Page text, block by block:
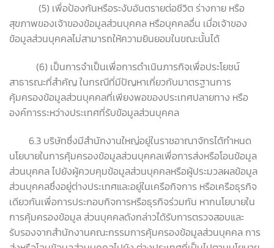
(5) เพื่อป้องกันหรือระงับอันตรายต่อชีวิต ร่างกาย หรือ
สุขภาพของเจ้าของข้อมูลส่วนบุคคล หรือบุคคลอื่น เมื่อเจ้าของ
ข้อมูลส่วนบุคคลไม่สามารถให้ความยินยอมในขณะนั้นได้
(6) เป็นการจำเป็นเพื่อการดำเนินภารกิจเพื่อประโยชน์
สาธารณะที่สำคัญ ในกรณีที่มีปัญหาเกี่ยวกับมาตรฐานการ
คุ้มครองข้อมูลส่วนบุคคลที่เพียงพอของประเทศปลายทาง หรือ
องค์การระหว่างประเทศที่รับข้อมูลส่วนบุคคล
6.3 บริษัทซึ่งมีสำนักงานใหญ่อยู่ในราชอาณาจักรได้กำหนด
นโยบายในการคุ้มครองข้อมูลส่วนบุคคลเพื่อการส่งหรือโอนข้อมูล
ส่วนบุคคล ไปยังผู้ควบคุมข้อมูลส่วนบุคคลหรือผู้ประมวลผลข้อมูล
ส่วนบุคคลซึ่งอยู่ต่างประเทศและอยู่ในเครือกิจการ หรือเครือธุรกิจ
เดียวกันเพื่อการประกอบกิจการหรือธุรกิจร่วมกัน หากนโยบายใน
การคุ้มครองข้อมูล ส่วนบุคคลดังกล่าวได้รับการตรวจสอบและ
รับรองจากสำนักงานคณะกรรมการคุ้มครองข้อมูลส่วนบุคคล การ